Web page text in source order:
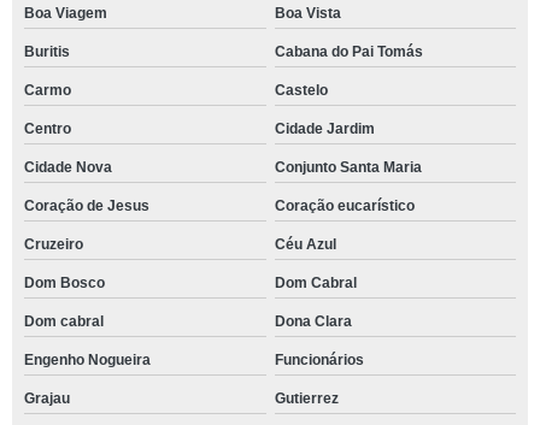
Boa Viagem Boa Vista
Buritis Cabana do Pai Tomás
Carmo Castelo
Centro Cidade Jardim
Cidade Nova Conjunto Santa Maria
Coração de Jesus Coração eucarístico
Cruzeiro Céu Azul
Dom Bosco Dom Cabral
Dom cabral Dona Clara
Engenho Nogueira Funcionários
Grajau Gutierrez